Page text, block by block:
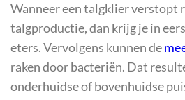
Wanneer een talgklier verstopt
talgproductie, dan krijg je in
eters. Vervolgens kunnen de
raken door bacteriën. Dat
onderhuidse of bovenhuidse